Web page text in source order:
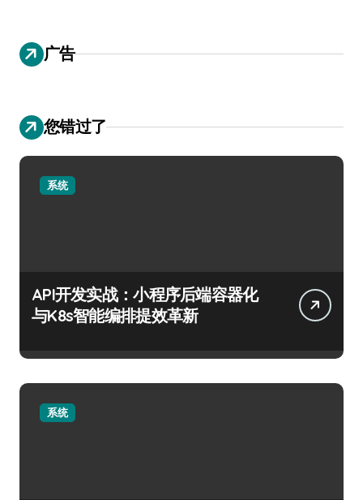
广告
您错过了
系统
API开发实战：小程序后端容器化
与K8s智能编排提效革新
系统